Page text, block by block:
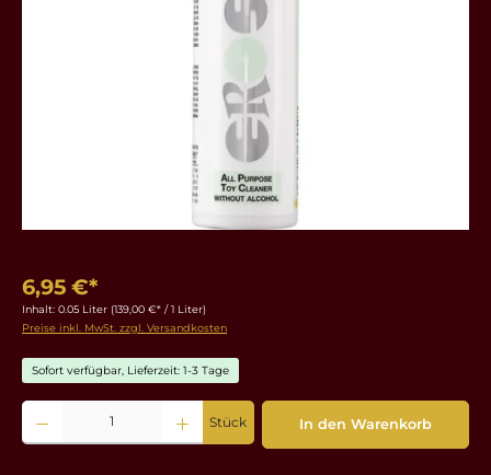
6,95 €*
Inhalt: 0.05 Liter (139,00 €* / 1 Liter)
Preise inkl. MwSt. zzgl. Versandkosten
Sofort verfügbar, Lieferzeit: 1-3 Tage
Produkt Anzahl: Gib den gewünschten Wert ein oder benutze die Schaltflächen um
Stück In den Warenkorb